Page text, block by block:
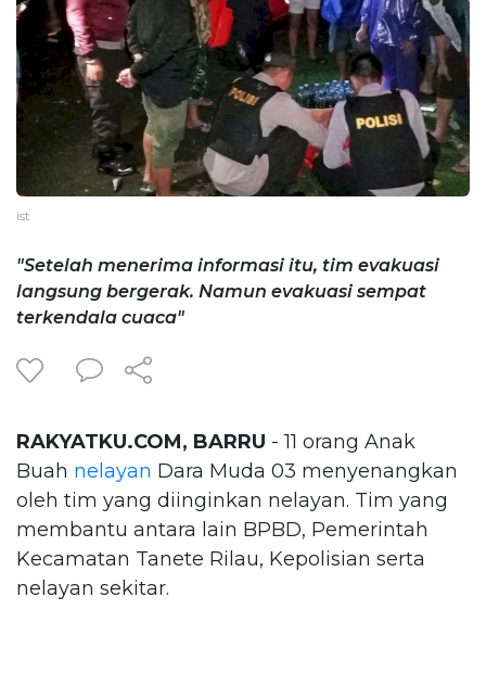
ist
"Setelah menerima informasi itu, tim evakuasi
langsung bergerak. Namun evakuasi sempat
terkendala cuaca"
RAKYATKU.COM, BARRU - 11 orang Anak
Buah nelayan Dara Muda 03 menyenangkan
oleh tim yang diinginkan nelayan. Tim yang
membantu antara lain BPBD, Pemerintah
Kecamatan Tanete Rilau, Kepolisian serta
nelayan sekitar.